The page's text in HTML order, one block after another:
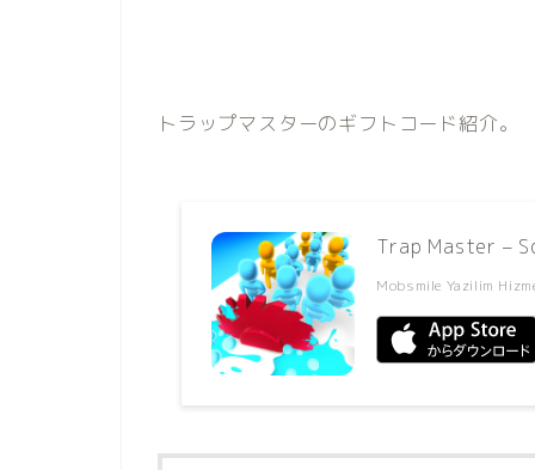
トラップマスターのギフトコード紹介。
Trap Master –
Mobsmile Yazilim